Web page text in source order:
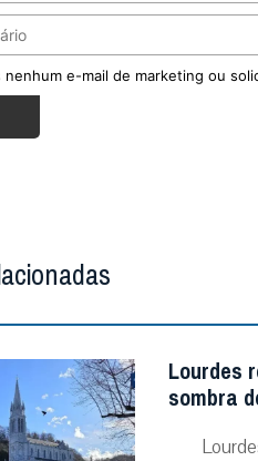
nenhum e-mail de marketing ou
Lourdes
sombra